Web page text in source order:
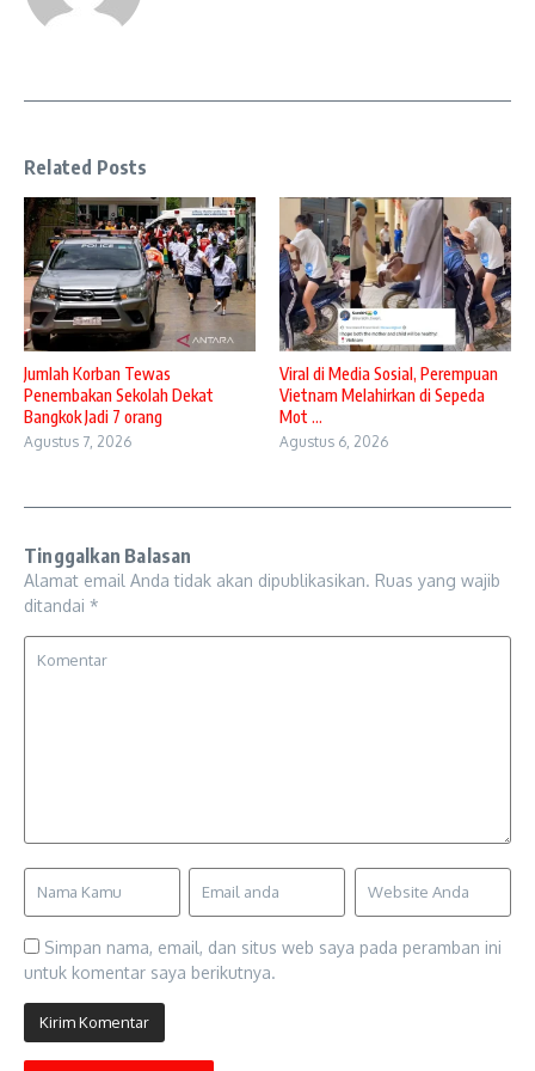
Related Posts
Jumlah Korban Tewas
Penembakan Sekolah Dekat
Bangkok Jadi 7 orang
Agustus 7, 2026
Viral di Media Sosial, Perempuan
Vietnam Melahirkan di Sepeda
Mot ...
Agustus 6, 2026
Tinggalkan Balasan
Alamat email Anda tidak akan dipublikasikan. Ruas yang wajib
ditandai *
Simpan nama, email, dan situs web saya pada peramban ini
untuk komentar saya berikutnya.